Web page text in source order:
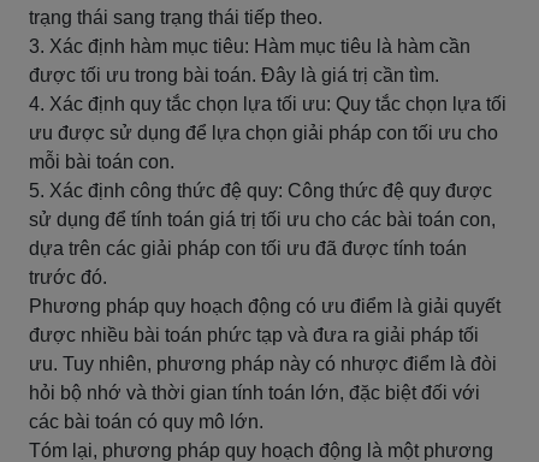
trạng thái sang trạng thái tiếp theo.
3. Xác định hàm mục tiêu: Hàm mục tiêu là hàm cần
được tối ưu trong bài toán. Đây là giá trị cần tìm.
4. Xác định quy tắc chọn lựa tối ưu: Quy tắc chọn lựa tối
ưu được sử dụng để lựa chọn giải pháp con tối ưu cho
mỗi bài toán con.
5. Xác định công thức đệ quy: Công thức đệ quy được
sử dụng để tính toán giá trị tối ưu cho các bài toán con,
dựa trên các giải pháp con tối ưu đã được tính toán
trước đó.
Phương pháp quy hoạch động có ưu điểm là giải quyết
được nhiều bài toán phức tạp và đưa ra giải pháp tối
ưu. Tuy nhiên, phương pháp này có nhược điểm là đòi
hỏi bộ nhớ và thời gian tính toán lớn, đặc biệt đối với
các bài toán có quy mô lớn.
Tóm lại, phương pháp quy hoạch động là một phương